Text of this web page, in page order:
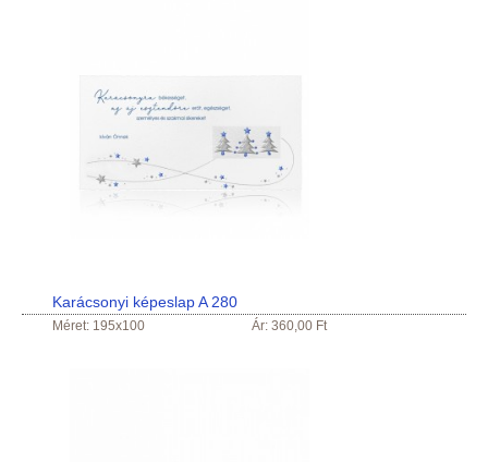
Karácsonyi képeslap A 280
Méret: 195x100 Ár: 360,00 Ft